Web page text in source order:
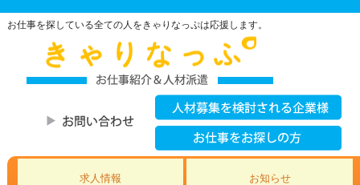
お仕事を探している全ての人をきゃりなっぷは応援します。
求人情報 お知らせ